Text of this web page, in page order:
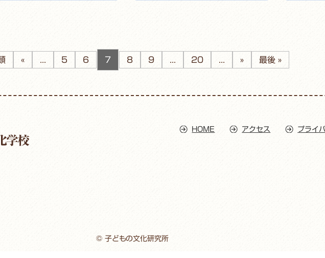
« 5 6 7 8 9 20 » 最後 »
HOME アクセス プライ
© 子どもの文化研究所